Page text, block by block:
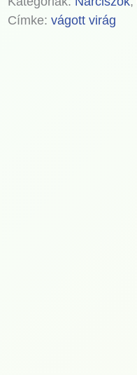
Címke: vágott virág